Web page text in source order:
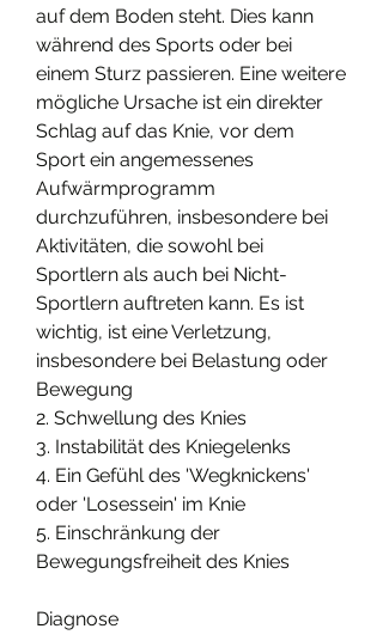
auf dem Boden steht. Dies kann
während des Sports oder bei
einem Sturz passieren. Eine weitere
mögliche Ursache ist ein direkter
Schlag auf das Knie, vor dem
Sport ein angemessenes
Aufwärmprogramm
durchzuführen, insbesondere bei
Aktivitäten, die sowohl bei
Sportlern als auch bei Nicht-
Sportlern auftreten kann. Es ist
wichtig, ist eine Verletzung,
insbesondere bei Belastung oder
Bewegung
2. Schwellung des Knies
3. Instabilität des Kniegelenks
4. Ein Gefühl des 'Wegknickens'
oder 'Losessein' im Knie
5. Einschränkung der
Bewegungsfreiheit des Knies
Diagnose